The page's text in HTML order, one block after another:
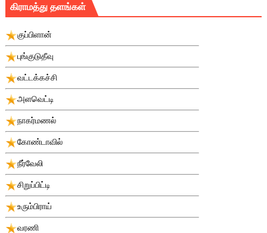
கிராமத்து தளங்கள்
குப்பிளான்
புங்குடுதீவு
வட்டக்கச்சி
அளவெட்டி
நாகர்மணல்
கோண்டாவில்
நீர்வேலி
சிறுப்பிட்டி
உரும்பிராய்
வரணி